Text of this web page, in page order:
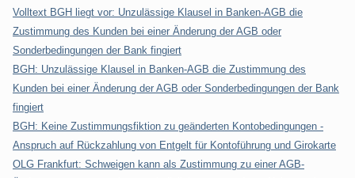
Volltext BGH liegt vor: Unzulässige Klausel in Banken-AGB die
Zustimmung des Kunden bei einer Änderung der AGB oder
Sonderbedingungen der Bank fingiert
BGH: Unzulässige Klausel in Banken-AGB die Zustimmung des
Kunden bei einer Änderung der AGB oder Sonderbedingungen der Bank
fingiert
BGH: Keine Zustimmungsfiktion zu geänderten Kontobedingungen -
Anspruch auf Rückzahlung von Entgelt für Kontoführung und Girokarte
OLG Frankfurt: Schweigen kann als Zustimmung zu einer AGB-